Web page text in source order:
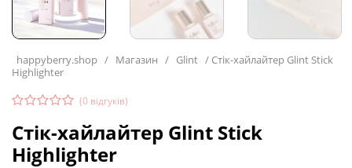
happyberry.shop / Магазин / Glint / Стік-хайлайтер Glint Stick
Highlighter
(0 відгуків)
Стік-хайлайтер Glint Stick
Highlighter